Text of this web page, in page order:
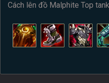
Cách lên đồ Malphite Top tank